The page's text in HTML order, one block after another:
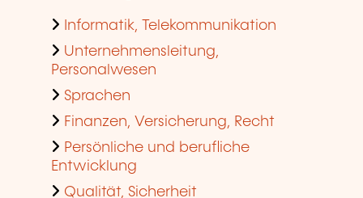
Informatik, Telekommunikation
Unternehmensleitung,
Personalwesen
Sprachen
Finanzen, Versicherung, Recht
Persönliche und berufliche
Entwicklung
Qualität, Sicherheit